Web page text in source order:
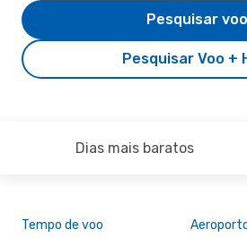
Pesquisar Voo +
Pesquisar
Dias mais baratos
Tempo de voo